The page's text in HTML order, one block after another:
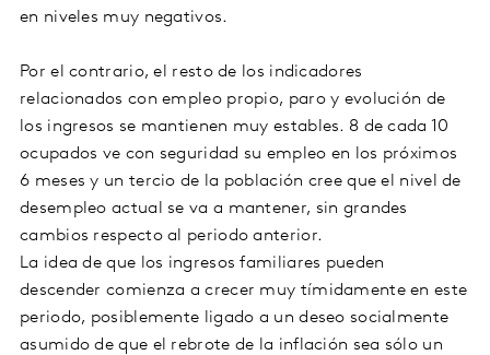
en niveles muy negativos.
Por el contrario, el resto de los indicadores
relacionados con empleo propio, paro y evolución de
los ingresos se mantienen muy estables. 8 de cada 10
ocupados ve con seguridad su empleo en los próximos
6 meses y un tercio de la población cree que el nivel de
desempleo actual se va a mantener, sin grandes
cambios respecto al periodo anterior.
La idea de que los ingresos familiares pueden
descender comienza a crecer muy tímidamente en este
periodo, posiblemente ligado a un deseo socialmente
asumido de que el rebrote de la inflación sea sólo un